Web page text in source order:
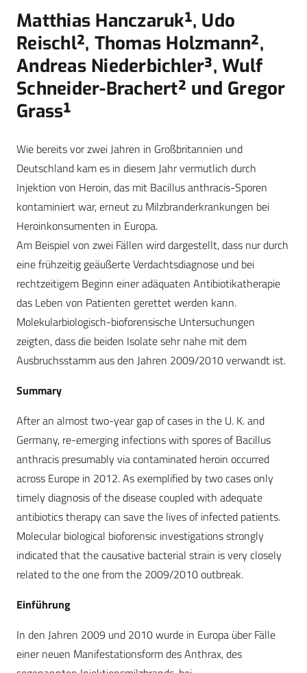
Matthias Hanczaruk¹, Udo
Reischl², Thomas Holzmann²,
Andreas Niederbichler³, Wulf
Schneider-Brachert² und Gregor
Grass¹
Wie bereits vor zwei Jahren in Großbritannien und
Deutschland kam es in diesem Jahr vermutlich durch
Injektion von Heroin, das mit Bacillus anthracis-Sporen
kontaminiert war, erneut zu Milzbranderkrankungen bei
Heroinkonsumenten in Europa.
Am Beispiel von zwei Fällen wird dargestellt, dass nur durch
eine frühzeitig geäußerte Verdachtsdiagnose und bei
rechtzeitigem Beginn einer adäquaten Antibiotikatherapie
das Leben von Patienten gerettet werden kann.
Molekularbiologisch-bioforensische Untersuchungen
zeigten, dass die beiden Isolate sehr nahe mit dem
Ausbruchsstamm aus den Jahren 2009/2010 verwandt ist.
Summary
After an almost two-year gap of cases in the U. K. and
Germany, re-emerging infections with spores of Bacillus
anthracis presumably via contaminated heroin occurred
across ­Europe in 2012. As exemplified by two cases only
timely diagnosis of the disease coupled with adequate
antibiotics therapy can save the lives of infected patients.
Molecular biological bioforensic investigations strongly
indicated that the causative bacterial strain is very closely
related to the one from the 2009/2010 outbreak.
Einführung
In den Jahren 2009 und 2010 wurde in Europa über Fälle
einer neuen Manifestationsform des Anthrax, des